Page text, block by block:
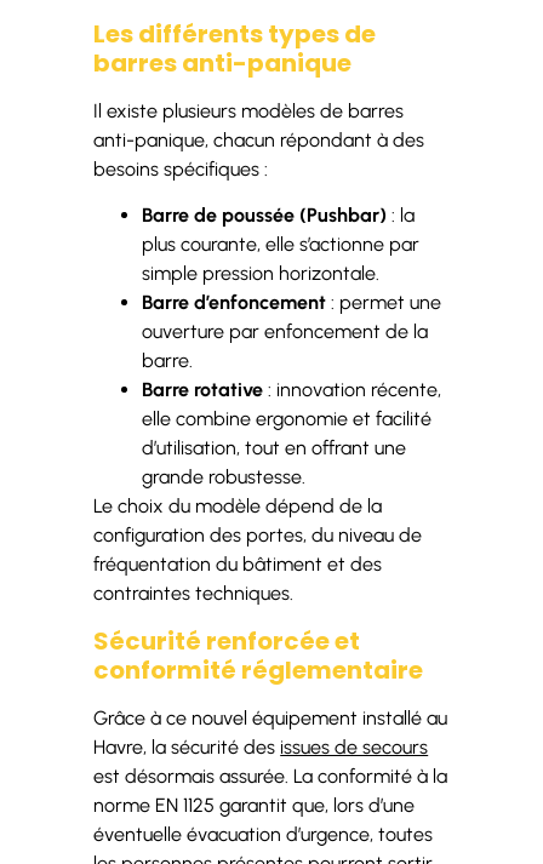
Les différents types de
barres anti-panique
Il existe plusieurs modèles de barres
anti-panique, chacun répondant à des
besoins spécifiques :
Barre de poussée (Pushbar) : la
plus courante, elle s’actionne par
simple pression horizontale.
Barre d’enfoncement : permet une
ouverture par enfoncement de la
barre.
Barre rotative : innovation récente,
elle combine ergonomie et facilité
d’utilisation, tout en offrant une
grande robustesse.
Le choix du modèle dépend de la
configuration des portes, du niveau de
fréquentation du bâtiment et des
contraintes techniques.
Sécurité renforcée et
conformité réglementaire
Grâce à ce nouvel équipement installé au
Havre, la sécurité des issues de secours
est désormais assurée. La conformité à la
norme EN 1125 garantit que, lors d’une
éventuelle évacuation d’urgence, toutes